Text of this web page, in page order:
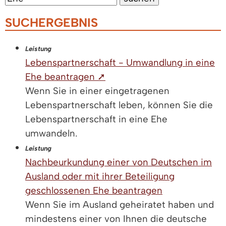
SUCHERGEBNIS
Leistung
Lebenspartnerschaft - Umwandlung in eine
Ehe beantragen ➚
Wenn Sie in einer eingetragenen
Lebenspartnerschaft leben, können Sie die
Lebenspartnerschaft in eine Ehe
umwandeln.
Leistung
Nachbeurkundung einer von Deutschen im
Ausland oder mit ihrer Beteiligung
geschlossenen Ehe beantragen
Wenn Sie im Ausland geheiratet haben und
mindestens einer von Ihnen die deutsche